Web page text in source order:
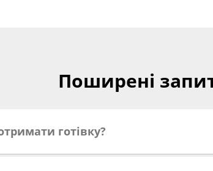
Поширені
готівку?